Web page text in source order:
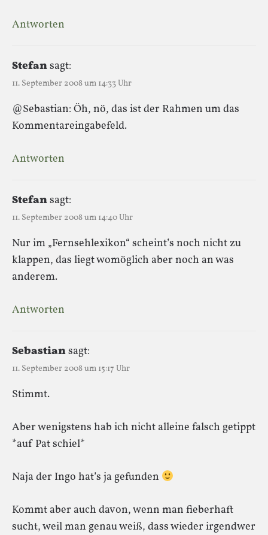
Antworten
Stefansagt:
11. September 2008 um 14:33 Uhr
@Sebastian: Öh, nö, das ist der Rahmen um das
Kommentareingabefeld.
Antworten
Stefansagt:
11. September 2008 um 14:40 Uhr
Nur im „Fernsehlexikon“ scheint’s noch nicht zu
klappen, das liegt womöglich aber noch an was
anderem.
Antworten
Sebastiansagt:
11. September 2008 um 15:17 Uhr
Stimmt.
Aber wenigstens hab ich nicht alleine falsch getippt
*auf Pat schiel*
Naja der Ingo hat’s ja gefunden
Kommt aber auch davon, wenn man fieberhaft
sucht, weil man genau weiß, dass wieder irgendwer